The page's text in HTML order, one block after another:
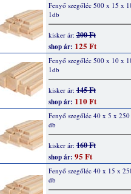
Fenyő szegőléc 500 x 15 x
1db
kisker ár:200 Ft
shop ár: 125 Ft
Fenyő szegőléc 500 x 10 x
1db
kisker ár:145 Ft
shop ár: 110 Ft
Fenyő szegőléc 40 x 5 x
db
kisker ár:160 Ft
shop ár: 95 Ft
Fenyő szegőléc 40 x 15 x
db